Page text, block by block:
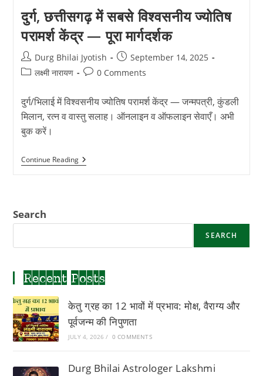
दुर्ग, छत्तीसगढ़ में सबसे विश्वसनीय ज्योतिष
परामर्श केंद्र — पूरा मार्गदर्शक
Post
author:
Durg Bhilai Jyotish
Post
published:
September 14, 2025
Postलक्ष्मी नारायण
Post0 Comments
दुर्ग/भिलाई में विश्वसनीय ज्योतिष परामर्श केंद्र — जन्मपत्री, कुंडली
मिलान, रत्न व वास्तु सलाह। ऑनलाइन व ऑफलाइन सेवाएँ। अभी
बुक करें।
Continue Readingदुर्ग,
छत्तीसगढ़
केंद्र
Search
SEARCH
Recent Posts
केतु ग्रह का 12 भावों में प्रभाव: मोक्ष, वैराग्य और
पूर्वजन्म की निपुणता
JULY 4, 2026 / 0 COMMENTS
Durg Bhilai Astrologer Lakshmi